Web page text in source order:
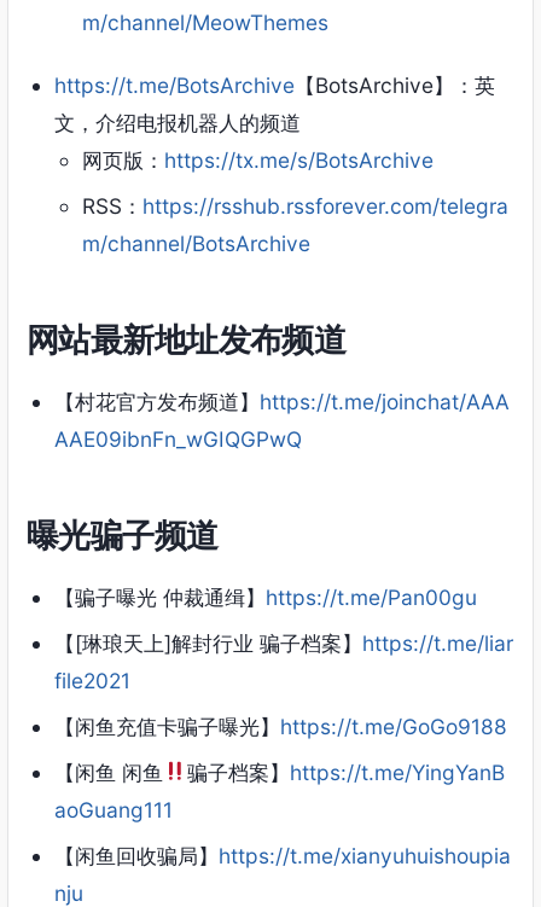
m/channel/MeowThemes
https://t.me/BotsArchive 【BotsArchive】：英
文，介绍电报机器人的频道
网页版： https://tx.me/s/BotsArchive
RSS： https://rsshub.rssforever.com/telegra
m/channel/BotsArchive
网站最新地址发布频道
【村花官方发布频道】 https://t.me/joinchat/AAA
AAE09ibnFn_wGIQGPwQ
曝光骗子频道
【骗子曝光 仲裁通缉】 https://t.me/Pan00gu
【[琳琅天上]解封行业 骗子档案】 https://t.me/liar
file2021
【闲鱼充值卡骗子曝光】 https://t.me/GoGo9188
【闲鱼 闲鱼
骗子档案】 https://t.me/YingYanB
aoGuang111
【闲鱼回收骗局】 https://t.me/xianyuhuishoupia
nju